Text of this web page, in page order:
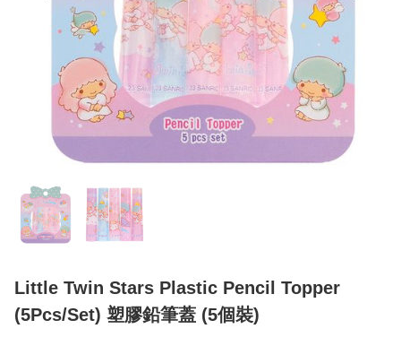
Little Twin Stars Plastic Pencil Topper
(5Pcs/Set) 塑膠鉛筆蓋 (5個裝)